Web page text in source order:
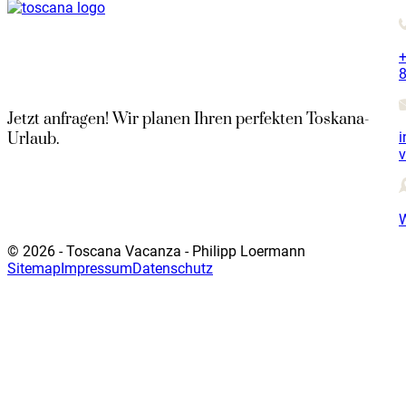
Jetzt anfragen! Wir planen Ihren perfekten Toskana-
Urlaub.
© 2026 - Toscana Vacanza - Philipp Loermann
SitemapImpressumDatenschutz